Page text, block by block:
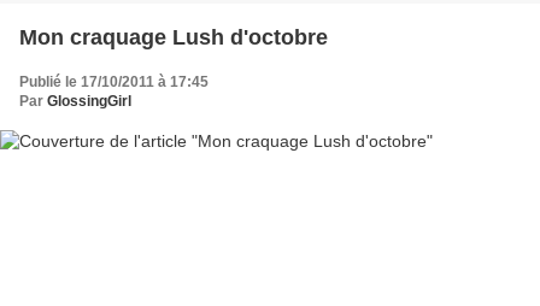
Mon craquage Lush d'octobre
Publié le 17/10/2011 à 17:45
Par GlossingGirl